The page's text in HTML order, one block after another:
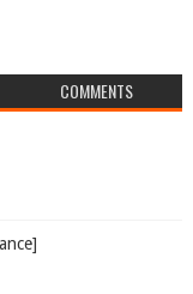
COMMENTS